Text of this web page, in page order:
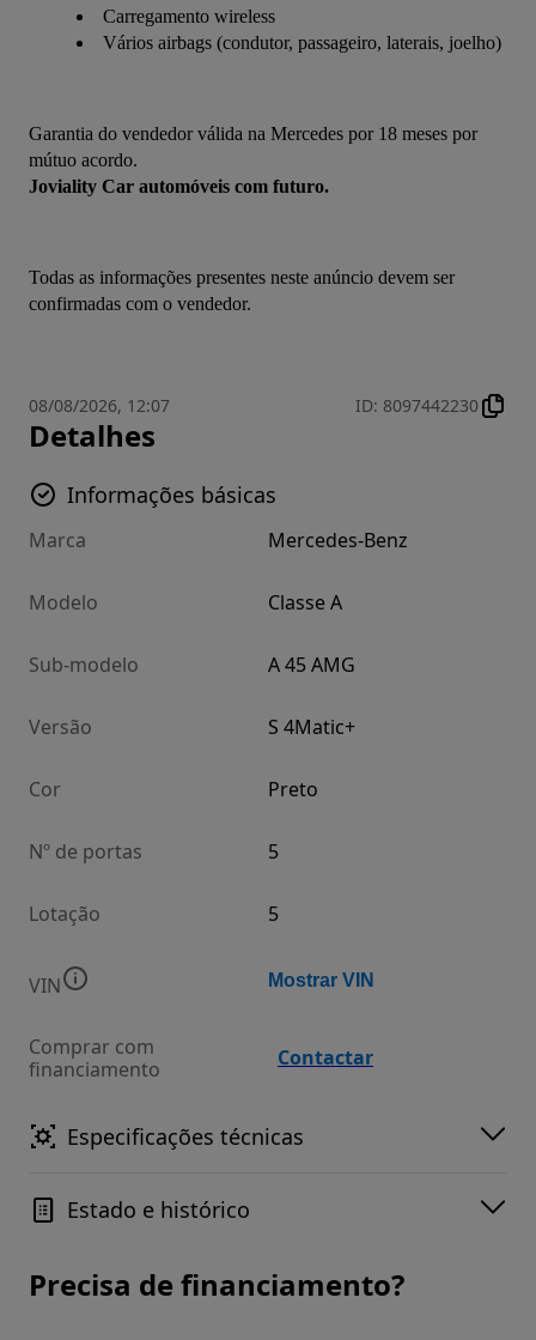
Carregamento wireless
Vários airbags (condutor, passageiro, laterais, joelho)
Garantia do vendedor válida na Mercedes por 18 meses por
mútuo acordo.
Joviality Car automóveis com futuro.
Todas as informações presentes neste anúncio devem ser
confirmadas com o vendedor.
08/08/2026, 12:07 ID: 8097442230
Detalhes
Informações básicas
Marca Mercedes-Benz
Modelo Classe A
Sub-modelo A 45 AMG
Versão S 4Matic+
Cor Preto
Nº de portas 5
Lotação 5
VIN Mostrar VIN
Comprar com
financiamento
Contactar
Especificações técnicas
Estado e histórico
Precisa de financiamento?